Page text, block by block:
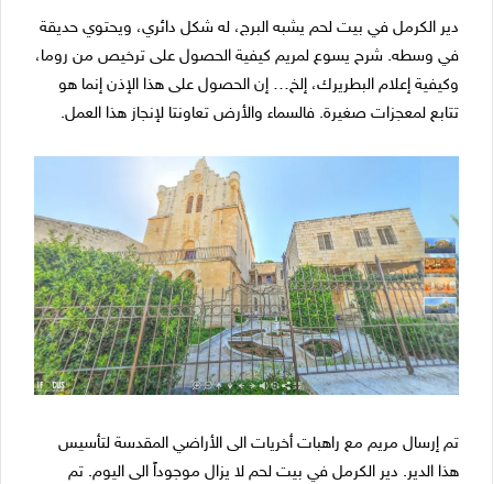
دير الكرمل في بيت لحم يشبه البرج، له شكل دائري، ويحتوي حديقة
في وسطه. شرح يسوع لمريم كيفية الحصول على ترخيص من روما،
وكيفية إعلام البطريرك، إلخ… إن الحصول على هذا الإذن إنما هو
تتابع لمعجزات صغيرة. فالسماء والأرض تعاونتا لإنجاز هذا العمل.
تم إرسال مريم مع راهبات أخريات الى الأراضي المقدسة لتأسيس
هذا الدير. دير الكرمل في بيت لحم لا يزال موجوداً الى اليوم. تم